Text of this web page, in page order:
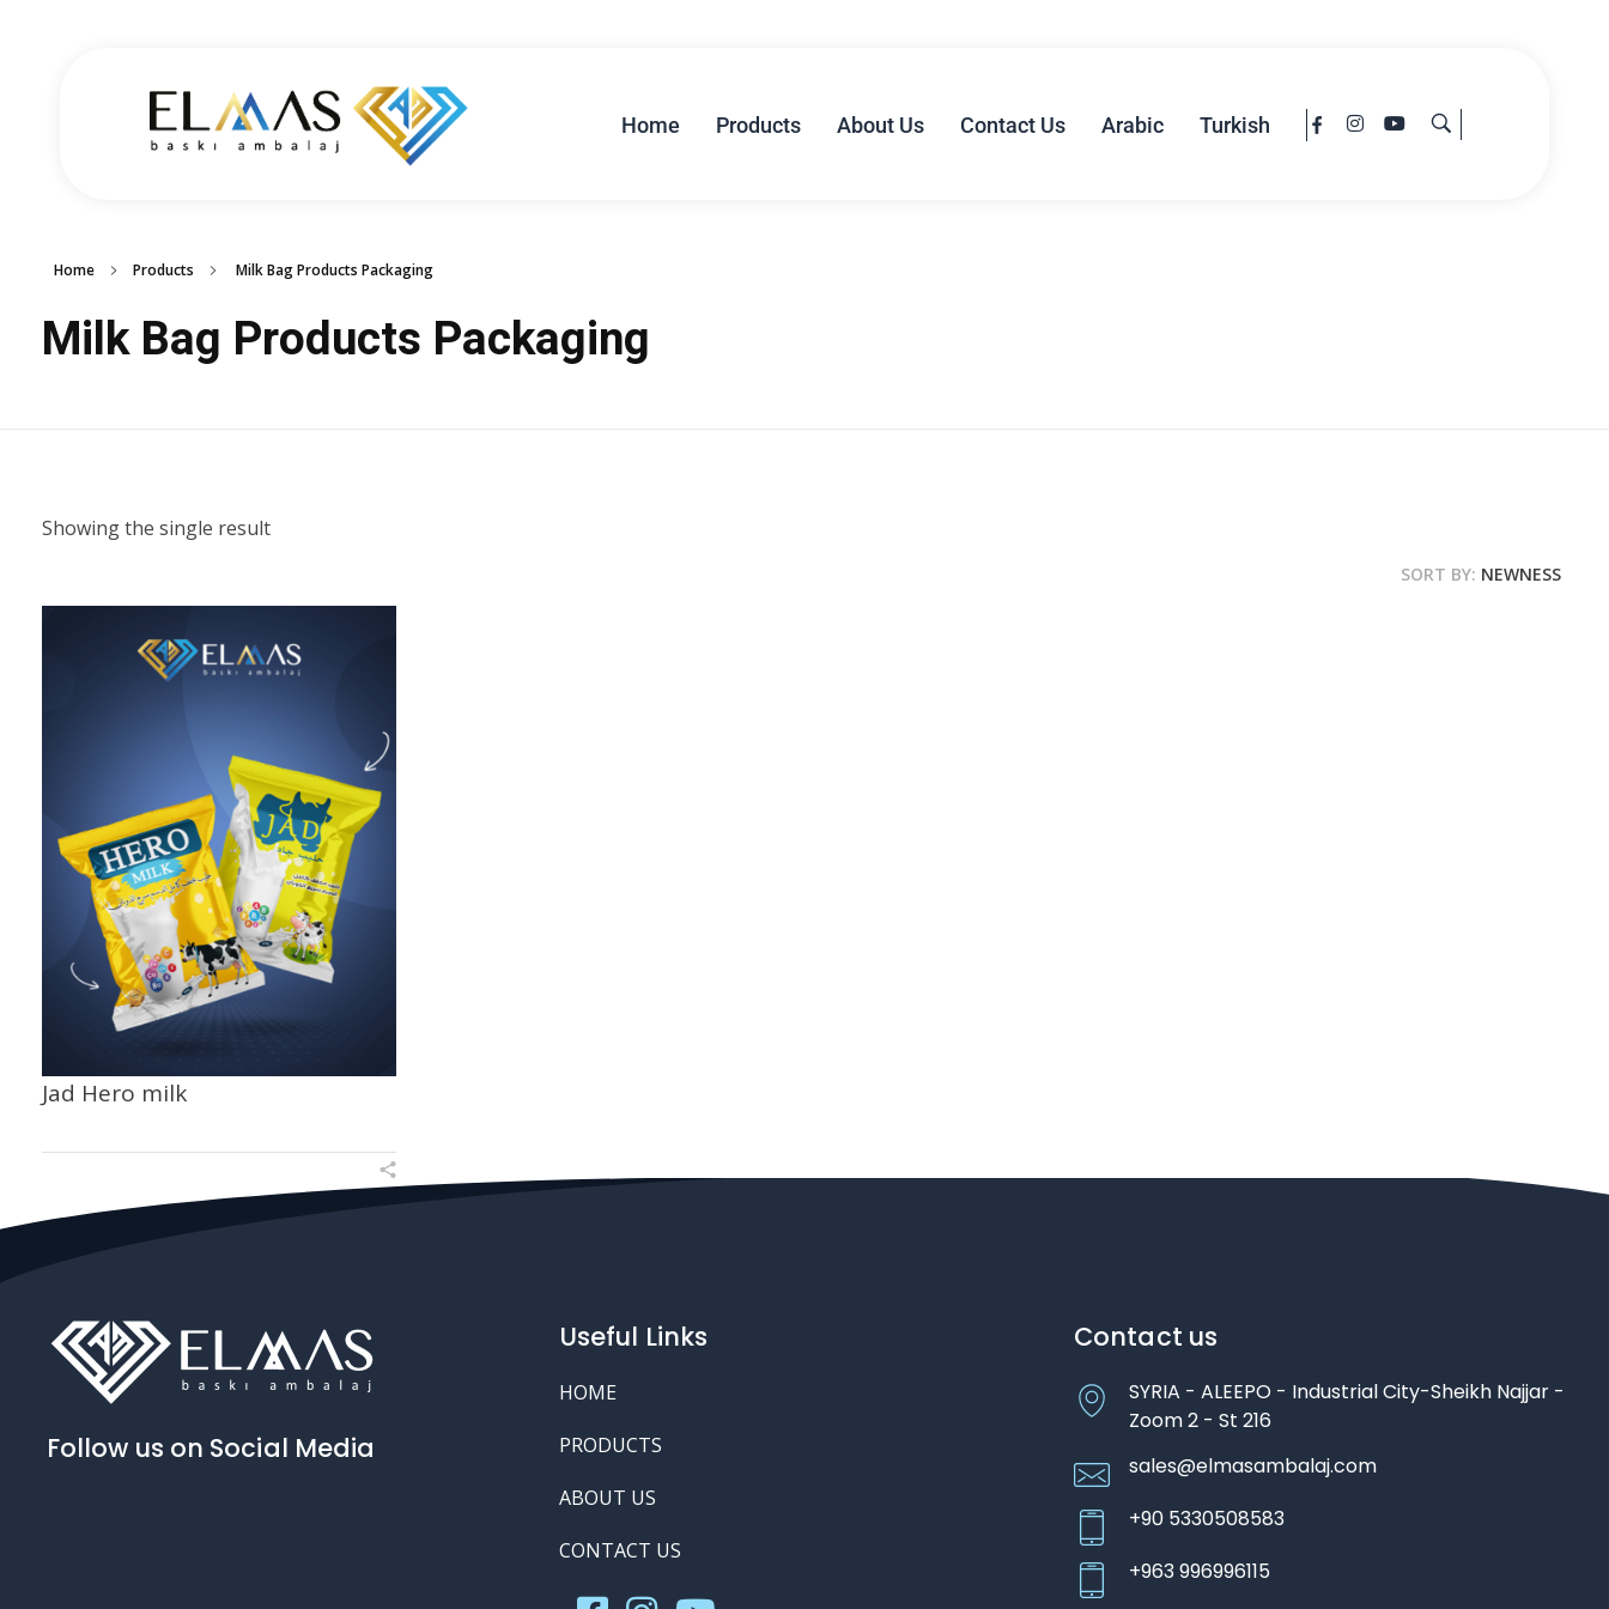
Home Products About Us Contact Us Arabic Turkish
Home Products Milk Bag Products Packaging
Milk Bag Products Packaging
Showing the single result
SORT BY: NEWNESS
Jad Hero milk
Follow us on Social Media
Useful Links
HOME
PRODUCTS
ABOUT US
CONTACT US
Contact us
SYRIA - ALEEPO - Industrial City-Sheikh Najjar -
Zoom 2 - St 216
sales@elmasambalaj.com
+90 5330508583
+963 996996115